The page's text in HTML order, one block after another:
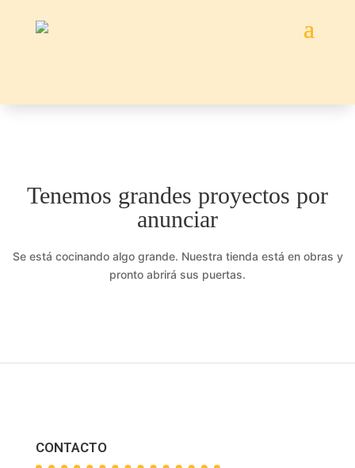
Tenemos grandes proyectos por
anunciar
Se está cocinando algo grande. Nuestra tienda está en obras y
pronto abrirá sus puertas.
CONTACTO